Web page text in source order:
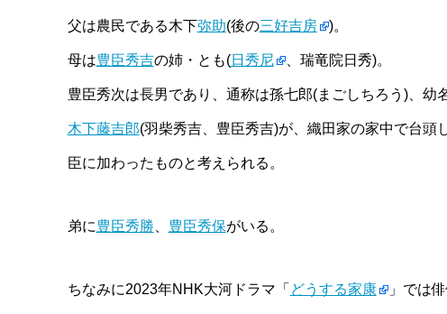
父は農民である木下弥助(後の三好吉房 )。
母は豊臣秀吉の姉・とも(日秀尼 、瑞竜院日秀)。
豊臣秀次は長男であり、通称は孫七郎(まごしちろう)、幼
木下藤吉郎(羽柴秀吉、豊臣秀吉)が、織田家の家中で台
臣に加わったものと考えられる。
弟に豊臣秀勝 豊臣秀保がいる。
ちなみに2023年NHK大河ドラマ「 どうする家康 」では